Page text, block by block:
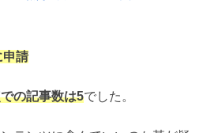
請
の記事数は5でした。